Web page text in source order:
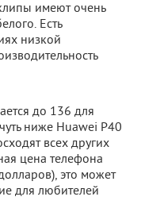
имеют очень
Есть
низкой
до 136 для
ниже Huawei P40
всех других
цена телефона
это может
для любителей